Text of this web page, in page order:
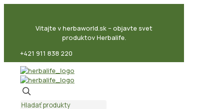
Vitajte v herbaworld.sk – objavte svet
produktov Herbalife.
+421 911 838 220